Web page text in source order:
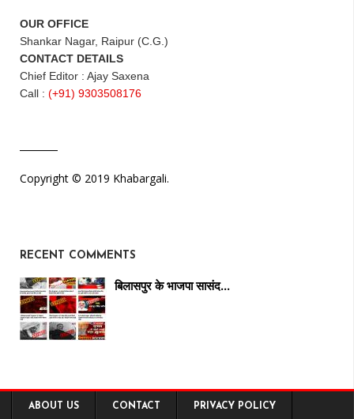
OUR OFFICE
Shankar Nagar, Raipur (C.G.)
CONTACT DETAILS
Chief Editor : Ajay Saxena
Call : (+91) 9303508176
Copyright © 2019 Khabargali.
RECENT COMMENTS
बिलासपुर के भाजपा सासंद…
ABOUT US CONTACT PRIVACY POLICY